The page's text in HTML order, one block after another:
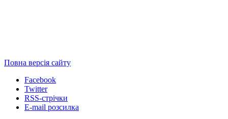
Повна версія сайту
Facebook
Twitter
RSS-стрічки
E-mail розсилка